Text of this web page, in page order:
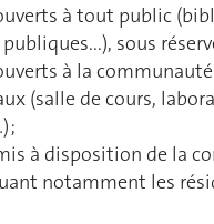
à tout public
sous
à la
(salle de cours,
;
à disposition de la
notamment les